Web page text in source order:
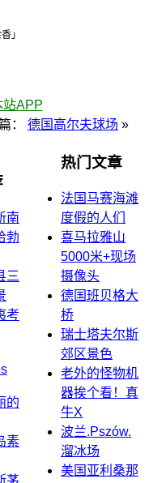
」
站APP
： 德国高尔夫球场 »
南
勃
三
考
的
素
茅
热门文章
法国马赛海滩
度假的人们
喜马拉雅山
5000米+现场
摄像头
德国班贝格大
桥
瑞士塔夫尔斯
郊区景色
老外的怪物机
器挨个看！真
牛X
波兰.Pszów.
溜冰场
美国亚利桑那